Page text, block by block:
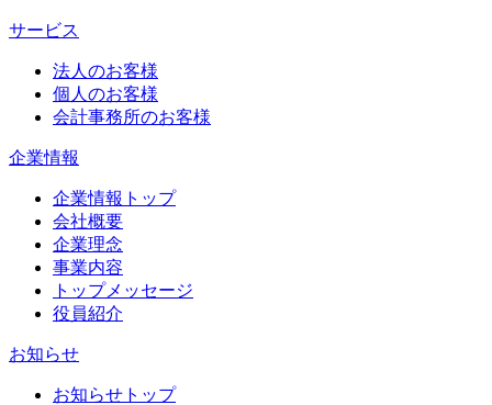
サービス
法人のお客様
個人のお客様
会計事務所のお客様
企業情報
企業情報トップ
会社概要
企業理念
事業内容
トップメッセージ
役員紹介
お知らせ
お知らせトップ